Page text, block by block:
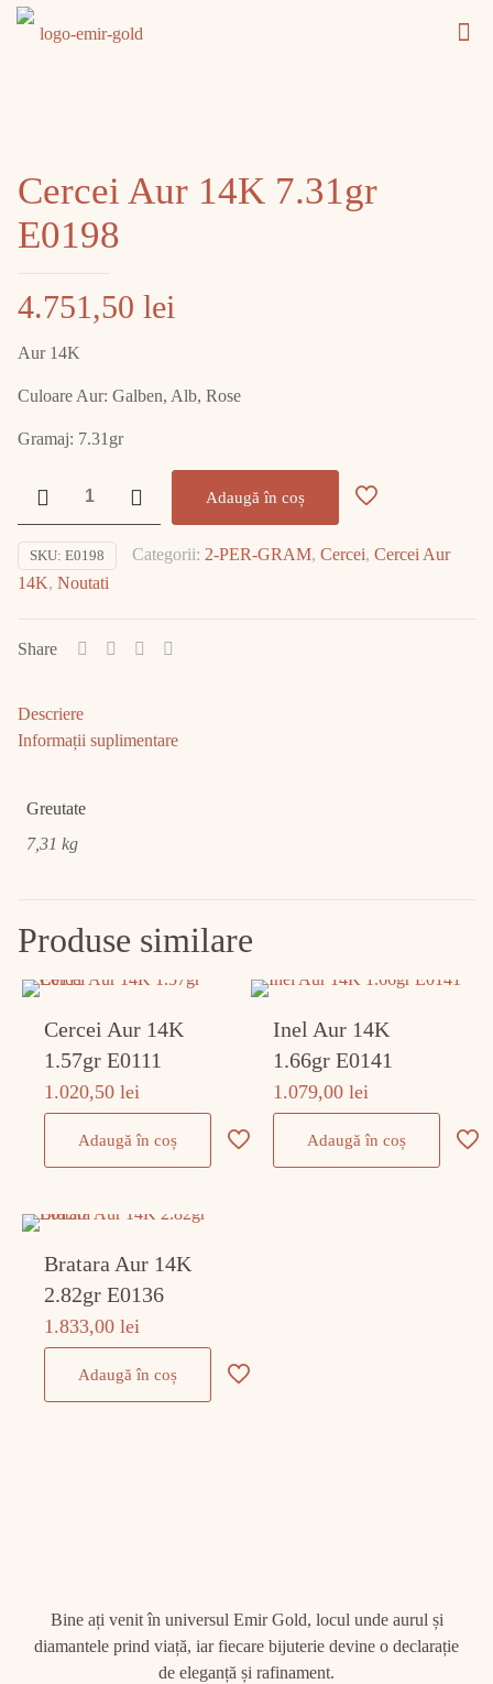
Cercei Aur 14K 7.31gr
E0198
4.751,50 lei
Aur 14K
Culoare Aur: Galben, Alb, Rose
Gramaj: 7.31gr
Cercei
14K
7.31gr
Adaugă în coș
SKU: E0198 Categorii: 2-PER-GRAM, Cercei, Cercei Aur
14K, Noutati
Share
Descriere
Informații suplimentare
Greutate
7,31 kg
Produse similare
Cercei Aur 14K
1.57gr E0111
1.020,50lei
Adaugă în coș
Inel Aur 14K
1.66gr E0141
1.079,00lei
Adaugă în coș
Bratara Aur 14K
2.82gr E0136
1.833,00lei
Adaugă în coș
Bine ați venit în universul Emir Gold, locul unde aurul și
diamantele prind viață, iar fiecare bijuterie devine o declarație
de eleganță și rafinament.